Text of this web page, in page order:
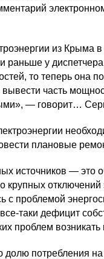
из Крыма
раньше у
то теперь она
вывести часть
— говорит…
плановые
источников — это
крупных отключений
с проблемой
все-таки дефицит
проблем
потребления на